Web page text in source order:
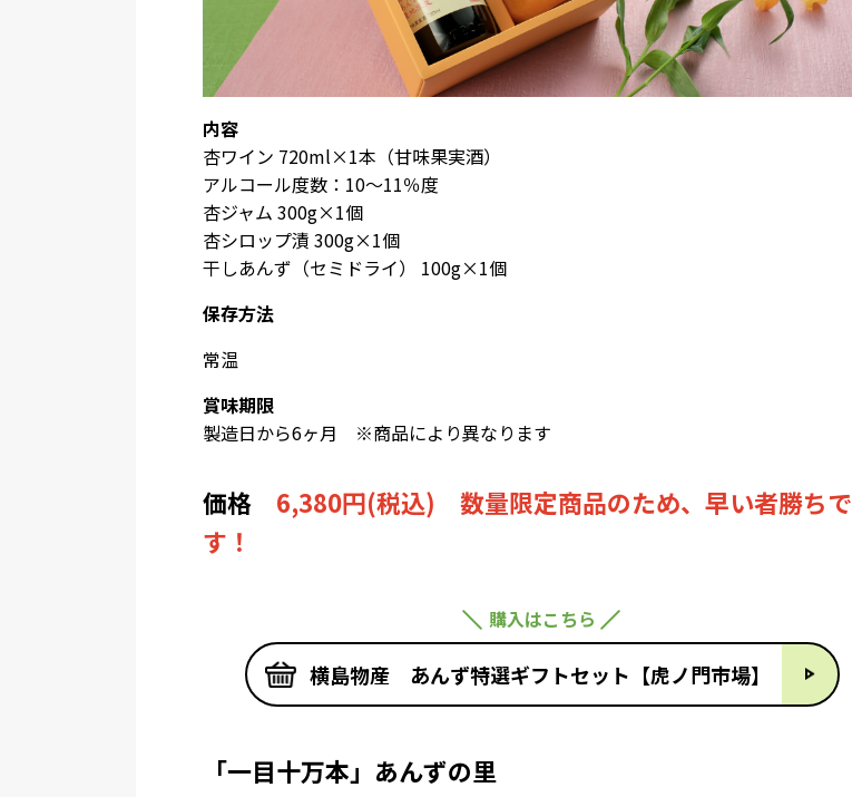
内容
杏ワイン 720ml×1本（甘味果実酒）
アルコール度数：10～11％度
杏ジャム 300g×1個
杏シロップ漬 300g×1個
干しあんず（セミドライ） 100g×1個
保存方法
常温
賞味期限
製造日から6ヶ月 ※商品により異なります
価格 6,380円(税込) 数量限定商品のため、早い者勝ちで
す！
購入はこちら
横島物産 あんず特選ギフトセット【虎ノ門市場】
「一目十万本」あんずの里